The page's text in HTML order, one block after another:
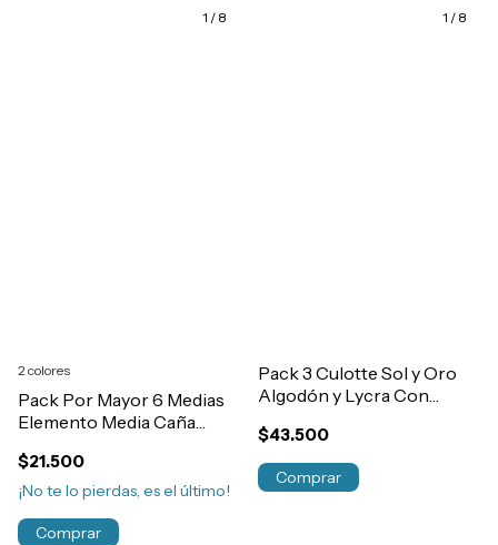
1 / 8
Pack Por Mayor 6 Medias
Elemento Media Caña
Art.1021
$21.500
¡No te lo pierdas, es el último!
2 colores
Comprar
1 / 8
Pack 3 Culotte Sol y Oro
Algodón y Lycra Con
$43.500
Comprar